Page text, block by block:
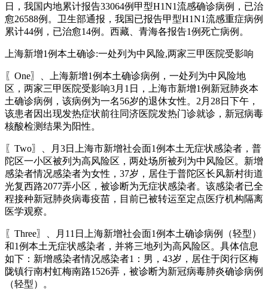
日，我国内地累计报告33064例甲型H1N1流感确诊病例，已治
愈26588例。卫生部通报，我国已报告甲型H1N1流感重症病例
累计44例，已治愈14例。西藏、青海各报告1例死亡病例。
上海新增1例本土确诊:一处列为中风险,两家三甲医院受影响
〖One〗、上海新增1例本土确诊病例，一处列为中风险地
区，两家三甲医院受影响3月1日，上海市新增1例新冠肺炎本
土确诊病例，该病例为一名56岁的退休女性。2月28日下午，
该患者因出现发热症状前往同济医院发热门诊就诊，新冠病毒
核酸检测结果为阳性。
〖Two〗、月3日上海市新增社会面1例本土无症状感染者，普
陀区一小区被列为高风险区，两处场所被列为中风险区。新增
感染者情况感染者为女性，37岁，居住于普陀区长风新村街道
光复西路2077弄小区，被诊断为无症状感染者。该感染者已全
程接种新冠肺炎病毒疫苗，目前已被转运至定点医疗机构隔离
医学观察。
〖Three〗、月11日上海新增社会面1例本土确诊病例（轻型）
和1例本土无症状感染者，并将三地列为高风险区。具体信息
如下：新增感染者情况感染者1：男，43岁，居住于闵行区梅
陇镇行南村虹梅南路1526弄，被诊断为新冠病毒肺炎确诊病例
（轻型）。